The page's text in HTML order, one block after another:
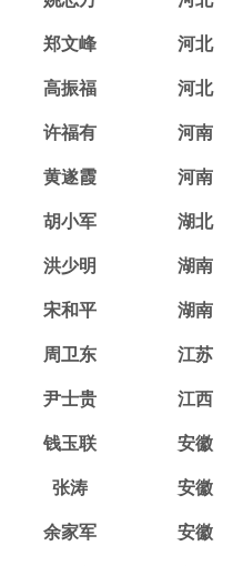
郑文峰 河北
高振福 河北
许福有 河南
黄遂霞 河南
胡小军 湖北
洪少明 湖南
宋和平 湖南
周卫东 江苏
尹士贵 江西
钱玉联 安徽
张涛 安徽
余家军 安徽